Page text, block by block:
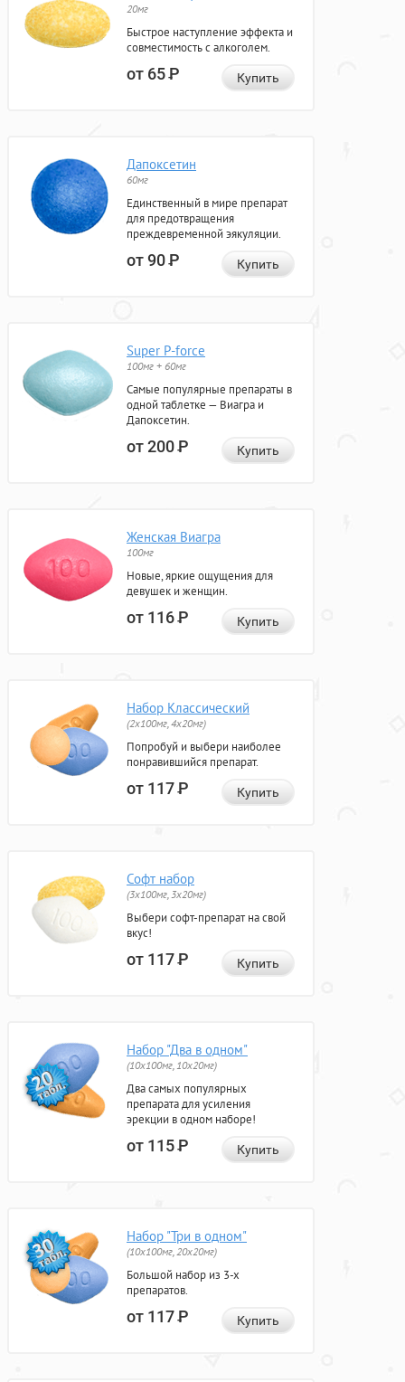
20мг
Быстрое наступление эффекта и
совместимость с алкоголем.
от 65Р Купить
Дапоксетин
60мг
Единственный в мире препарат
для предотвращения
преждевременной эякуляции.
от 90Р Купить
Super P-force
100мг + 60мг
Самые популярные препараты в
одной таблетке — Виагра и
Дапоксетин.
от 200Р Купить
Женская Виагра
100мг
Новые, яркие ощущения для
девушек и женщин.
от 116Р Купить
Набор Классический
(2x100мг, 4x20мг)
Попробуй и выбери наиболее
понравившийся препарат.
от 117Р Купить
Софт набор
(3x100мг, 3x20мг)
Выбери софт-препарат на свой
вкус!
от 117Р Купить
Набор "Два в одном"
(10x100мг, 10x20мг)
Два самых популярных
препарата для усиления
эрекции в одном наборе!
от 115Р Купить
Набор "Три в одном"
(10x100мг, 20x20мг)
Большой набор из 3-х
препаратов.
от 117Р Купить